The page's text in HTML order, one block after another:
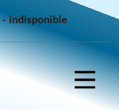
indisponible